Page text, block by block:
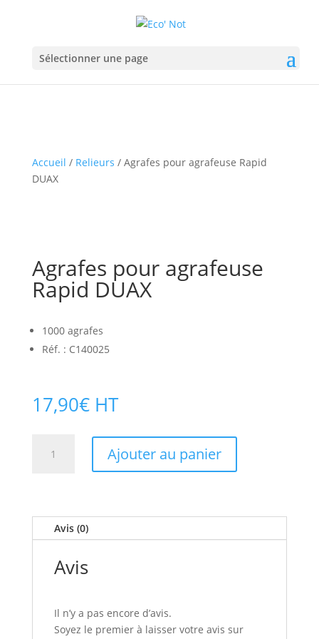
Sélectionner une page
Accueil / Relieurs / Agrafes pour agrafeuse Rapid
DUAX
Agrafes pour agrafeuse
Rapid DUAX
1000 agrafes
Réf. : C140025
17,90€ HT
Rapid
DUAX
Ajouter au panier
Avis (0)
Avis
Il n’y a pas encore d’avis.
Soyez le premier à laisser votre avis sur